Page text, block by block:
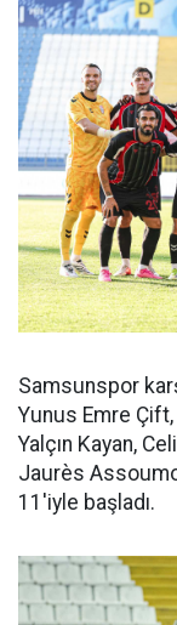
Samsunspor
Yunus Emre
Yalçın Kayan,
Jaurès
11'iyle başladı.